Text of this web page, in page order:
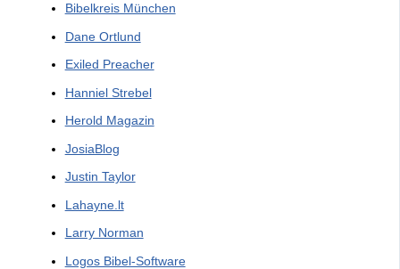
Bibelkreis München
Dane Ortlund
Exiled Preacher
Hanniel Strebel
Herold Magazin
JosiaBlog
Justin Taylor
Lahayne.lt
Larry Norman
Logos Bibel-Software